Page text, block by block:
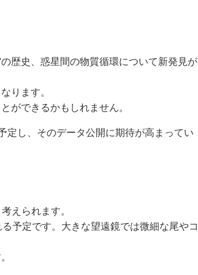
歴史、惑星間の物質循環について新発見が
ります。
ができるかもしれません。
定し、そのデータ公開に期待が高まってい
えられます。
予定です。大きな望遠鏡では微細な尾やコ